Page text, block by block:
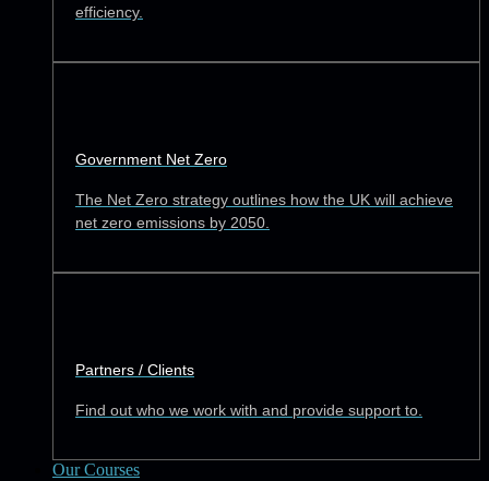
efficiency.
Government Net Zero
The Net Zero strategy outlines how the UK will achieve
net zero emissions by 2050.
Partners / Clients
Find out who we work with and provide support to.
Our Courses